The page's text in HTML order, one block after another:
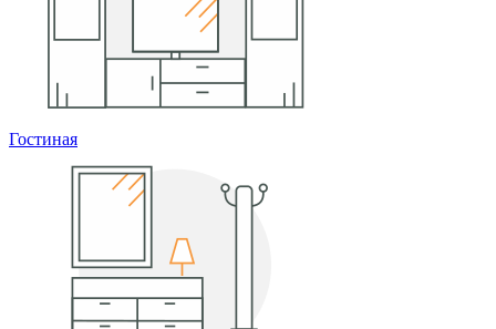
Гостиная